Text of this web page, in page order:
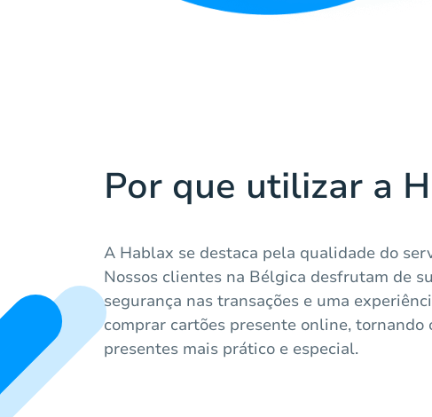
Por que utilizar a
A Hablax se destaca pela qualidade do
Nossos clientes na Bélgica desfrutam de
segurança nas transações e uma
comprar cartões presente online, tornando
presentes mais prático e especial.